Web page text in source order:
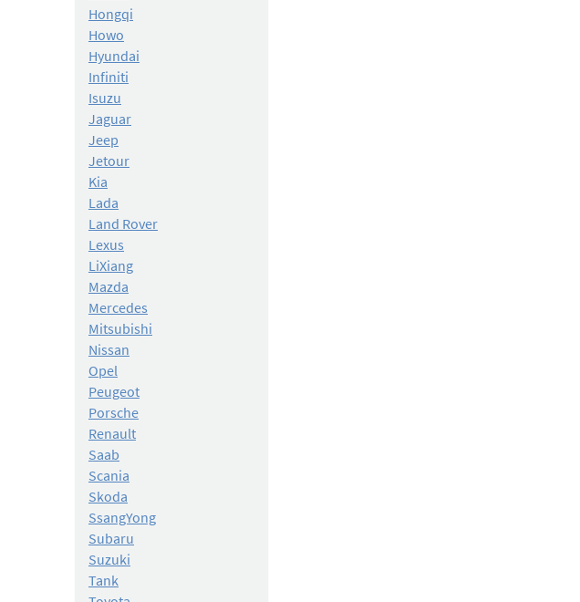
Hongqi
Howo
Hyundai
Infiniti
Isuzu
Jaguar
Jeep
Jetour
Kia
Lada
Land Rover
Lexus
LiXiang
Mazda
Mercedes
Mitsubishi
Nissan
Opel
Peugeot
Porsche
Renault
Saab
Scania
Skoda
SsangYong
Subaru
Suzuki
Tank